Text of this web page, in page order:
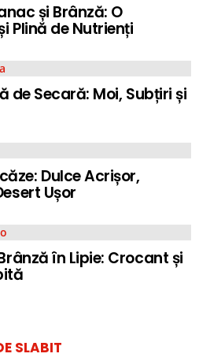
și Brânză: O
Plină de Nutrienți
de Secară: Moi, Subțiri și
Dulce Acrișor,
Ușor
în Lipie: Crocant și
SLABIT